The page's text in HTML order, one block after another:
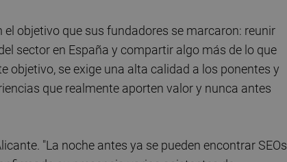
objetivo que sus fundadores se marcaron: reunir
sector en España y compartir algo más de lo que
objetivo, se exige una alta calidad a los ponentes y
que realmente aporten valor y nunca antes
"La noche antes ya se pueden encontrar SEOs